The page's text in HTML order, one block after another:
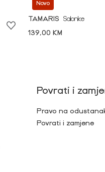
Novo
TAMARIS
Salonke
139,00 KM
Povrati i
Pravo na
Povrati i zamjene